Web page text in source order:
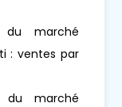
du marché
: ventes par
du marché